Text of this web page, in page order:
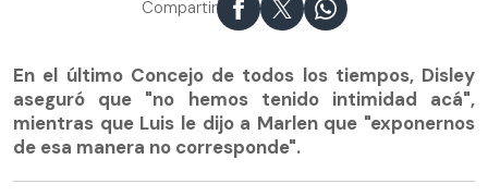
Compartir
En el último Concejo de todos los tiempos, Disley
aseguró que "no hemos tenido intimidad acá",
mientras que Luis le dijo a Marlen que "exponernos
de esa manera no corresponde".